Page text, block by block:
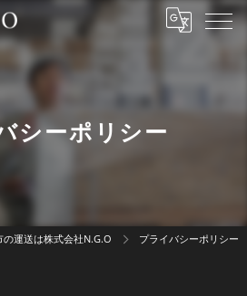
シーポリシー
の運送は株式会社N.G.O プライバシーポリシー